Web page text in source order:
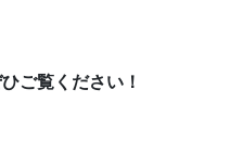
ご覧ください！